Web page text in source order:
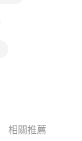
相關推薦